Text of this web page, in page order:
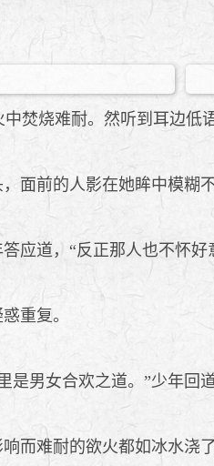
焚烧难耐。然听到耳边低
前的人影在她眸中模糊不
应道，“反正那人也不怀好
重复。
男女合欢之道。”少年回道
而难耐的欲火都如冰水浇